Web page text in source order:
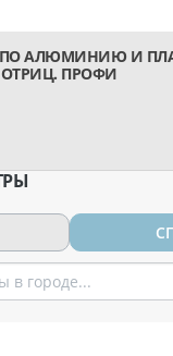
АЛЮМИНИЮ И
ОТРИЦ. ПРОФИ